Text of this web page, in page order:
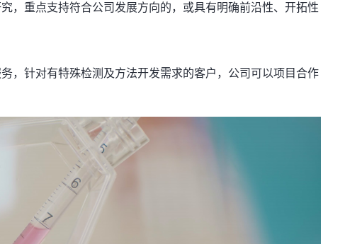
，重点支持符合公司发展方向的，或具有明确前沿性、开拓性
，针对有特殊检测及方法开发需求的客户，公司可以项目合作